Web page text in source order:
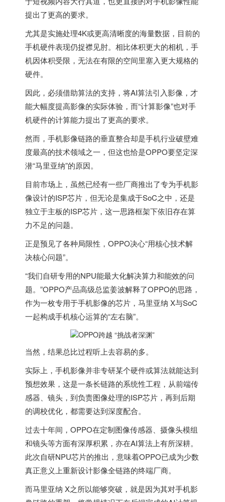
提出了更高的要求。
尤其是实施处理4K或更高清晰度的海量数据，目前的
手机硬件表现仍捉襟见肘。相比体积更大的相机，手
机因体积受限，无法在有限的空间里塞入更大规格的
硬件。
因此，必须借助算法的支持，将AI算法引入影像，才
能大幅度提高影像的实际体验，而“计算影像”也对手
机硬件的计算能力提出了更高的要求。
然而，手机影像链路的垂直整合却是手机行业破壁难
度最高的技术领域之一，但这也恰是OPPO要坚定深
潜“马里亚纳”的原因。
目前市场上，虽然已经有一些厂商推出了专为手机影
像设计的ISP芯片，但无论是集成于SoC之中，还是
独立于主板的ISP芯片，这一思路框架下依旧存在算
力不足的问题。
正是预见了各种局限性，OPPO决心“用核心技术解
决核心问题”。
“我们自研专用的NPU能最大化解决算力和能效的问
题。”OPPO产品高级总监姜波解释了OPPO的思路，
作为一枚专用于手机影像的芯片，马里亚纳 X与SoC
一起构成手机核心运算的“左右脑”。
当然，结果总比过程听上去容易的多。
实际上，手机影像并非专研某个硬件或算法就能达到
预想效果，这是一条长链路的系统性工程，从前端传
感器、镜头，到负责图像处理的ISP芯片，再到后期
的调校优化，都需要达到深度配合。
过去十年间，OPPO在定制图像传感器、摄像头模组
和镜头等方面有深厚积累，亦在AI算法上有所深耕。
此次自研NPU芯片的推出，意味着OPPO已成为少数
真正意义上重新设计影像全链路的终端厂商。
而马里亚纳 X之所以能够突破，就是因为其对手机影